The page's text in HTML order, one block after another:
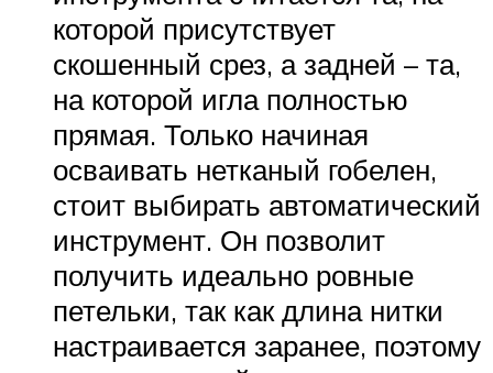
которой присутствует
скошенный срез, а задней – та,
на которой игла полностью
прямая. Только начиная
осваивать нетканый гобелен,
стоит выбирать автоматический
инструмент. Он позволит
получить идеально ровные
петельки, так как длина нитки
настраивается заранее, поэтому